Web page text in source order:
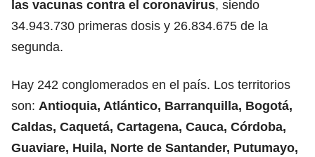
las vacunas contra el coronavirus, siendo
34.943.730 primeras dosis y 26.834.675 de la
segunda.
Hay 242 conglomerados en el país. Los territorios
son: Antioquia, Atlántico, Barranquilla, Bogotá,
Caldas, Caquetá, Cartagena, Cauca, Córdoba,
Guaviare, Huila, Norte de Santander, Putumayo,